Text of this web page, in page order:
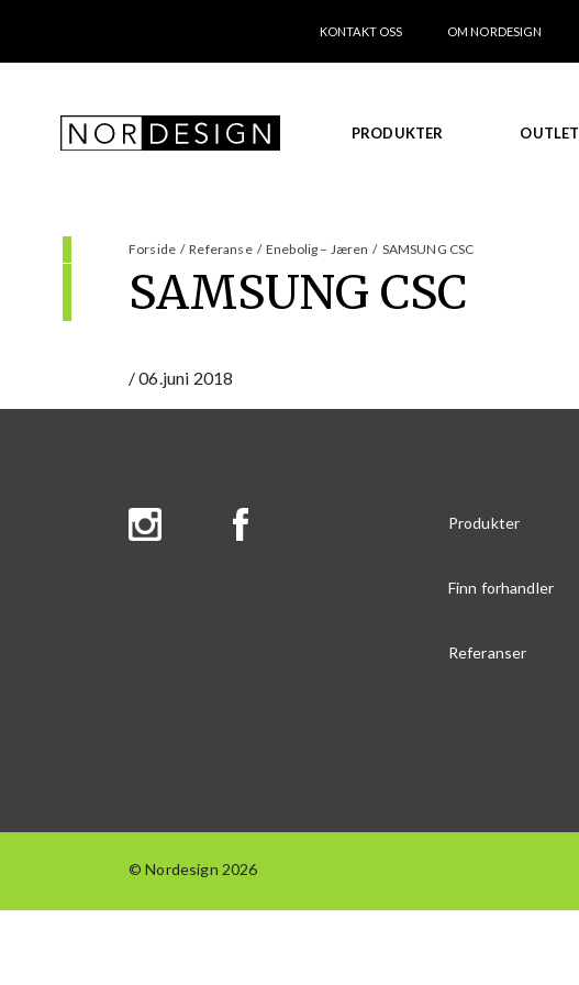
KONTAKT OSS OM NORDESIGN
PRODUKTER OUTLET
Forside / Referanse / Enebolig – Jæren / SAMSUNG CSC
SAMSUNG CSC
/06.juni 2018
Produkter
Finn forhandler
Referanser
© Nordesign 2026